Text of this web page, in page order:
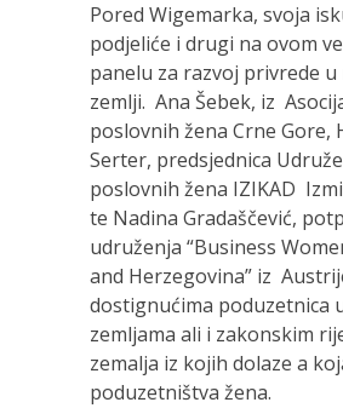
Pored Wigemarka, svoja
podjeliće i drugi na ovom
panelu za razvoj privrede u
zemlji. Ana Šebek, iz
poslovnih žena Crne Gore,
Serter, predsjednica
poslovnih žena IZIKAD
te Nadina Gradaščević,
udruženja “Business
and Herzegovina” iz
dostignućima poduzetnica
zemljama ali i zakonskim
zemalja iz kojih dolaze a
poduzetništva žena.